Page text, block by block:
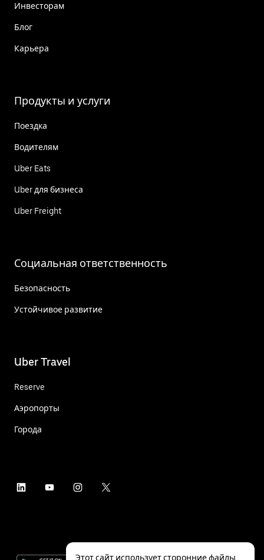
Инвесторам
Блог
Карьера
Продукты и услуги
Поездка
Водителям
Uber Eats
Uber для бизнеса
Uber Freight
Социальная ответственность
Безопасность
Устойчивое развитие
Uber Travel
Reserve
Аэропорты
Города
Этот сайт использует сторонние файлы